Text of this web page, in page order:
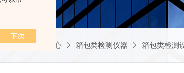
首页 产品中心 箱包类检测仪器 箱包类检测